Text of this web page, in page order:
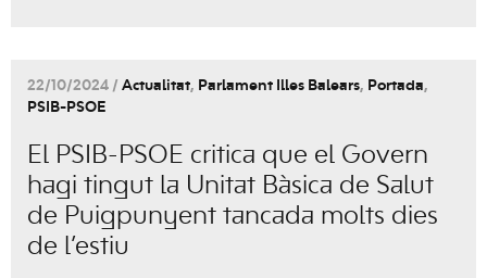
22/10/2024 / Actualitat, Parlament Illes Balears, Portada,
PSIB-PSOE
El PSIB-PSOE critica que el Govern
hagi tingut la Unitat Bàsica de Salut
de Puigpunyent tancada molts dies
de l’estiu